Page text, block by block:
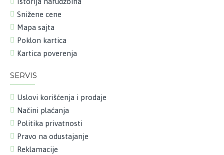
Snižene cene
Mapa sajta
Poklon kartica
Kartica poverenja
SERVIS
Uslovi korišćenja i prodaje
Načini plaćanja
Politika privatnosti
Pravo na odustajanje
Reklamacije